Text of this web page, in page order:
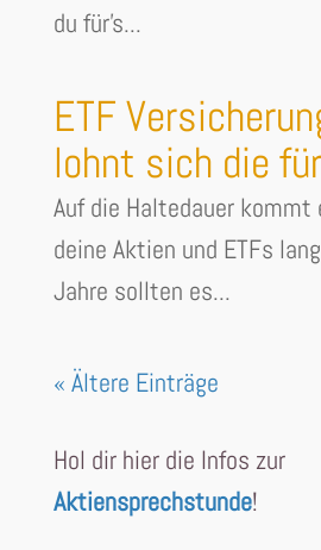
du für's...
ETF
lohnt sich die
Auf die Haltedauer kommt
deine Aktien und ETFs
Jahre sollten es...
« Ältere Einträge
Hol dir hier die Infos zur
Aktiensprechstunde!